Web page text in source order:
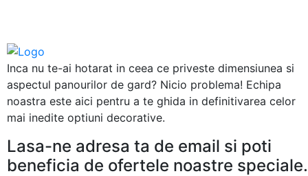
Inca nu te-ai hotarat in ceea ce priveste dimensiunea si
aspectul panourilor de gard? Nicio problema! Echipa
noastra este aici pentru a te ghida in definitivarea celor
mai inedite optiuni decorative.
Lasa-ne adresa ta de email si poti
beneficia de ofertele noastre speciale.